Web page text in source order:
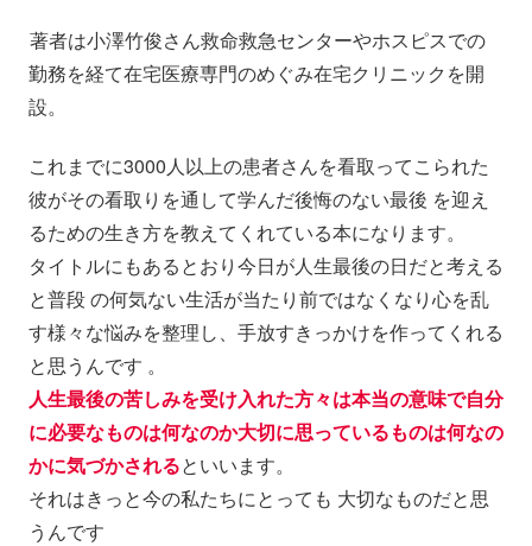
著者は小澤竹俊さん救命救急センターやホスピスでの
勤務を経て在宅医療専門のめぐみ在宅クリニックを開
設。
これまでに3000人以上の患者さんを看取ってこられた
彼がその看取りを通して学んだ後悔のない最後 を迎え
るための生き方を教えてくれている本になります。
タイトルにもあるとおり今日が人生最後の日だと考える
と普段 の何気ない生活が当たり前ではなくなり心を乱
す様々な悩みを整理し、手放すきっかけを作ってくれる
と思うんです 。
人生最後の苦しみを受け入れた方々は本当の意味で自分
に必要なものは何なのか大切に思っているものは何なの
かに気づかされるといいます。
それはきっと今の私たちにとっても 大切なものだと思
うんです